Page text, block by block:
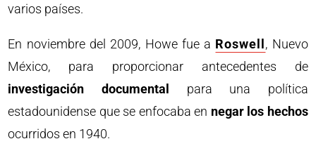
varios países.
En noviembre del 2009, Howe fue a Roswell, Nuevo
México, para proporcionar antecedentes de
investigación documental para una política
estadounidense que se enfocaba en negar los hechos
ocurridos en 1940.